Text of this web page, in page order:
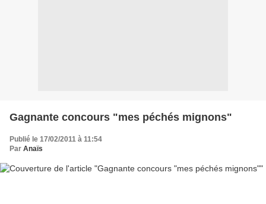
Gagnante concours "mes péchés mignons"
Publié le 17/02/2011 à 11:54
Par Anaïs